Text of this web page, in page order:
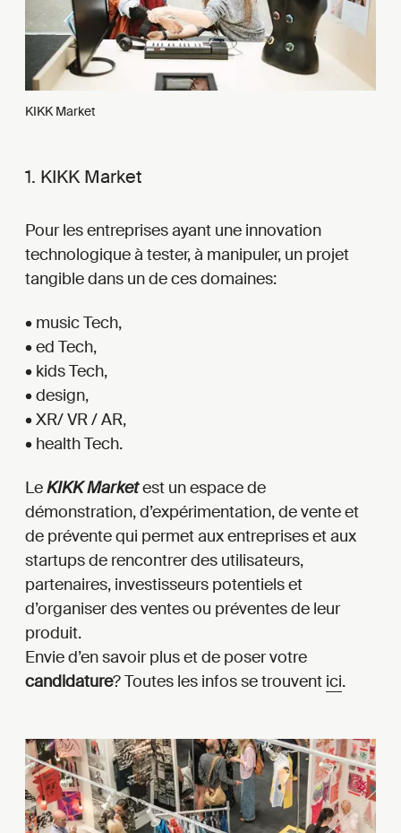
KIKK Market
1. KIKK Market
Pour les entreprises ayant une innovation
technologique à tester, à manipuler, un projet
tangible dans un de ces domaines:
• music Tech,
• ed Tech,
• kids Tech,
• design,
• XR/ VR / AR,
• health Tech.
LeKIKK Marketest un espace de
démonstration, d’expérimentation, de vente et
de prévente qui permet aux entreprises et aux
startups de rencontrer des utilisateurs,
partenaires, investisseurs potentiels et
d’organiser des ventes ou préventes de leur
produit.
Envie d’en savoir plus et de poser votre
candidature? Toutes les infos se trouvent ici.